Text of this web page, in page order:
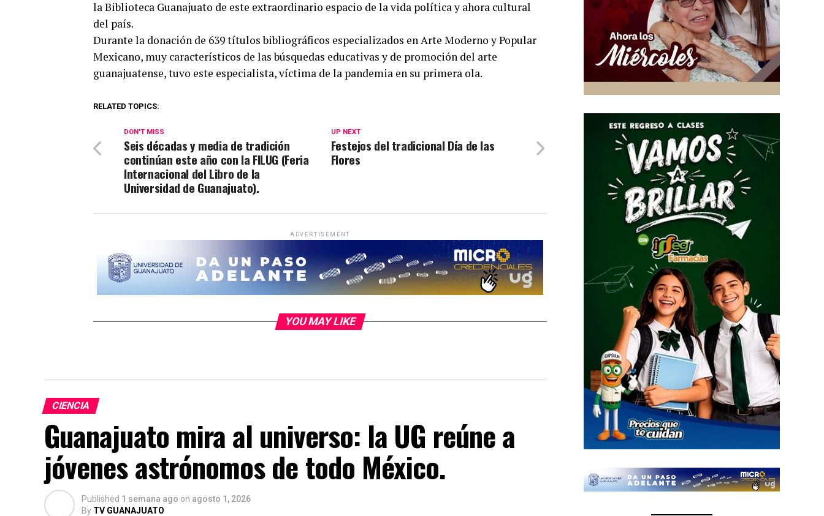
la Biblioteca Guanajuato de este extraordinario espacio de la vida política y ahora cultural
del país.
Durante la donación de 639 títulos bibliográficos especializados en Arte Moderno y Popular
Mexicano, muy característicos de las búsquedas educativas y de promoción del arte
guanajuatense, tuvo este especialista, víctima de la pandemia en su primera ola.
RELATED TOPICS:
UP NEXT
Festejos del tradicional Día de las
Flores
DON'T MISS
Seis décadas y media de tradición
continúan este año con la FILUG (Feria
Internacional del Libro de la
Universidad de Guanajuato).
ADVERTISEMENT
YOU MAY LIKE
CIENCIA
Guanajuato mira al universo: la UG reúne a
jóvenes astrónomos de todo México.
Published 1 semana ago on agosto 1, 2026
By TV GUANAJUATO